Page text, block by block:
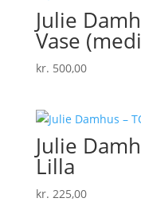
Julie
Vase
kr. 500,00
Julie
Lilla
kr. 225,00